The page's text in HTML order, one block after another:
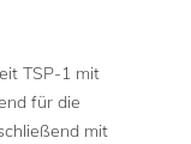
TSP-1 mit
für die
mit